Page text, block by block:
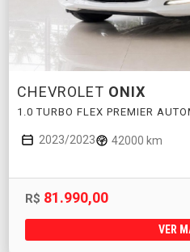
CHEVROLET ONIX
1.0 TURBO FLEX PREMIER
2023/2023 42000 km
R$ 81.990,00
VER